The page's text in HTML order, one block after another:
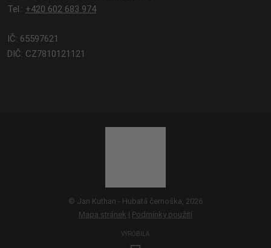
Tel.: +420 602 683 974
IČ: 65597621
DIČ: CZ7810121121
© Jan Kuthan - Hubatá černoška, 2026
Mapa stránek | Podmínky použití
VYROBILA